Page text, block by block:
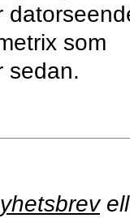
som
sedan.